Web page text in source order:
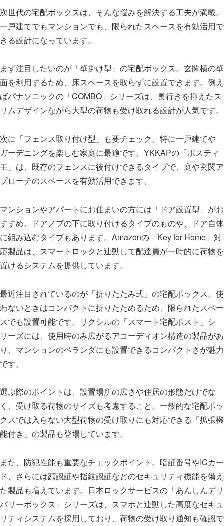
次世代の宅配ボックスは、そんな悩みを解決する工夫が満載。
一戸建てでもマンションでも、限られたスペースを有効活用で
きる設計になっています。
まず注目したいのが「壁掛け型」の宅配ボックス。玄関横の壁
面を利用するため、床スペースを取らずに設置できます。例え
ばパナソニックの「COMBO」シリーズは、奥行きを抑えたス
リムデザインながら大型の荷物も受け取れる設計が人気です。
次に「フェンス取り付け型」も要チェック。特に一戸建てや
ガーデニングを楽しむ家庭に最適です。YKKAPの「ポスティ
モ」は、既存のフェンスに後付けできるタイプで、庭や玄関ア
プローチのスペースを有効活用できます。
マンションやアパートにお住まいの方には「ドア設置型」がお
すすめ。ドアノブの下に取り付けるタイプのものや、ドア自体
に組み込むタイプもあります。Amazonの「Key for Home」対
応製品は、スマートロックと連動して配達員が一時的に荷物を
置けるシステムを提供しています。
最近注目されているのが「折りたたみ式」の宅配ボックス。使
わないときはコンパクトに折りたためるため、限られたスペー
スでも設置可能です。リクシルの「スマート宅配ポスト」シ
リーズには、使用時のみ広がるアコーディオン構造の製品があ
り、マンションのベランダにも設置できるコンパクトさが魅力
です。
選ぶ際のポイントは、設置場所の広さや住居の形態だけでな
く、受け取る荷物のサイズも考慮すること。一般的な宅配ボッ
クスでは入らない大型荷物の受け取りにも対応できる「拡張機
能付き」の製品も登場しています。
また、防犯性能も重要なチェックポイント。暗証番号やICカー
ド、さらには顔認証や指紋認証などのセキュリティ機能を備え
た製品も増えています。日本ロックサービスの「あんしんデリ
バリーボックス」シリーズは、スマホと連動した高度なセキュ
リティシステムを採用しており、荷物の受け取り通知も確認で